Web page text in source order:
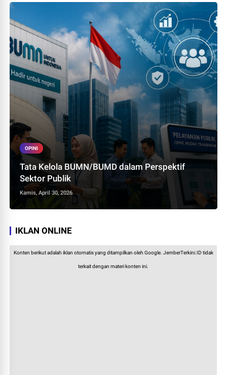
OPINI
Tata Kelola BUMN/BUMD dalam Perspektif
Sektor Publik
Kamis, April 30, 2026
IKLAN ONLINE
Konten berikut adalah iklan otomatis yang ditampilkan oleh Google. JemberTerkini.ID tidak
terkait dengan materi konten ini.